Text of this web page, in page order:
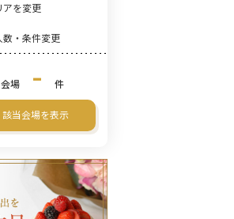
アを変更
数・条件変更
場 - 件
該当会場を表示